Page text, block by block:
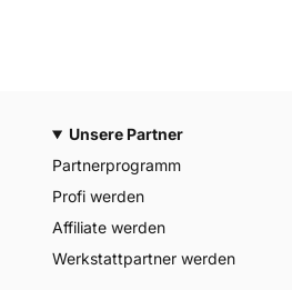
Unsere Partner
Partnerprogramm
Profi werden
Affiliate werden
Werkstattpartner werden